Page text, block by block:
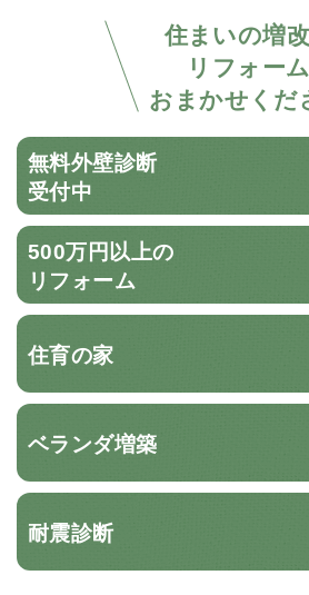
住まいの増
リフォーム
おまかせくだ
無料外壁診断
受付中
500万円以上の
リフォーム
住育の家
ベランダ増築
耐震診断